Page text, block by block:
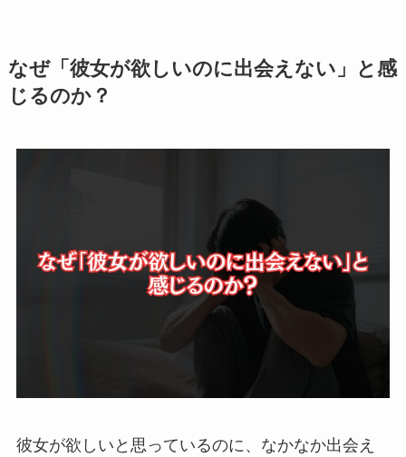
なぜ「彼女が欲しいのに出会えない」と感
じるのか？
彼女が欲しいと思っているのに、なかなか出会え